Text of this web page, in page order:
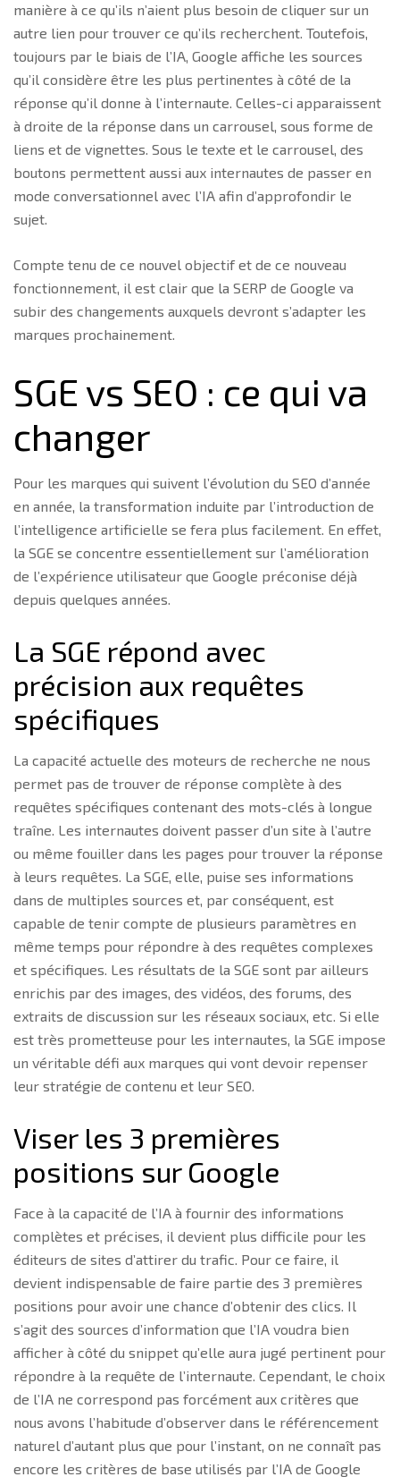
manière à ce qu’ils n’aient plus besoin de cliquer sur un
autre lien pour trouver ce qu’ils recherchent. Toutefois,
toujours par le biais de l’IA, Google affiche les sources
qu’il considère être les plus pertinentes à côté de la
réponse qu’il donne à l’internaute. Celles-ci apparaissent
à droite de la réponse dans un carrousel, sous forme de
liens et de vignettes. Sous le texte et le carrousel, des
boutons permettent aussi aux internautes de passer en
mode conversationnel avec l’IA afin d’approfondir le
sujet.
Compte tenu de ce nouvel objectif et de ce nouveau
fonctionnement, il est clair que la SERP de Google va
subir des changements auxquels devront s’adapter les
marques prochainement.
SGE vs SEO : ce qui va
changer
Pour les marques qui suivent l’évolution du SEO d’année
en année, la transformation induite par l’introduction de
l’intelligence artificielle se fera plus facilement. En effet,
la SGE se concentre essentiellement sur l’amélioration
de l’expérience utilisateur que Google préconise déjà
depuis quelques années.
La SGE répond avec
précision aux requêtes
spécifiques
La capacité actuelle des moteurs de recherche ne nous
permet pas de trouver de réponse complète à des
requêtes spécifiques contenant des mots-clés à longue
traîne. Les internautes doivent passer d’un site à l’autre
ou même fouiller dans les pages pour trouver la réponse
à leurs requêtes. La SGE, elle, puise ses informations
dans de multiples sources et, par conséquent, est
capable de tenir compte de plusieurs paramètres en
même temps pour répondre à des requêtes complexes
et spécifiques. Les résultats de la SGE sont par ailleurs
enrichis par des images, des vidéos, des forums, des
extraits de discussion sur les réseaux sociaux, etc. Si elle
est très prometteuse pour les internautes, la SGE impose
un véritable défi aux marques qui vont devoir repenser
leur stratégie de contenu et leur SEO.
Viser les 3 premières
positions sur Google
Face à la capacité de l’IA à fournir des informations
complètes et précises, il devient plus difficile pour les
éditeurs de sites d’attirer du trafic. Pour ce faire, il
devient indispensable de faire partie des 3 premières
positions pour avoir une chance d’obtenir des clics. Il
s’agit des sources d’information que l’IA voudra bien
afficher à côté du snippet qu’elle aura jugé pertinent pour
répondre à la requête de l’internaute. Cependant, le choix
de l’IA ne correspond pas forcément aux critères que
nous avons l’habitude d’observer dans le référencement
naturel d’autant plus que pour l’instant, on ne connaît pas
encore les critères de base utilisés par l’IA de Google